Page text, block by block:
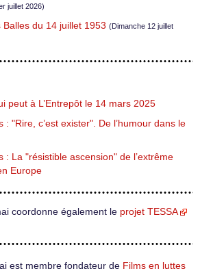
juillet 2026)
Balles du 14 juillet 1953 (Dimanche 12 juillet
peut à L’Entrepôt le 14 mars 2025
: "Rire, c’est exister". De l’humour dans le
: La "résistible ascension" de l’extrême
Europe
coordonne également le projet TESSA
est membre fondateur de Films en luttes